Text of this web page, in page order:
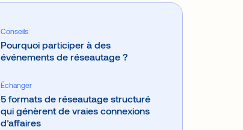
Conseils
Pourquoi participer à des
Échanger
5 formats de réseautage structuré
qui génèrent de vraies connexions